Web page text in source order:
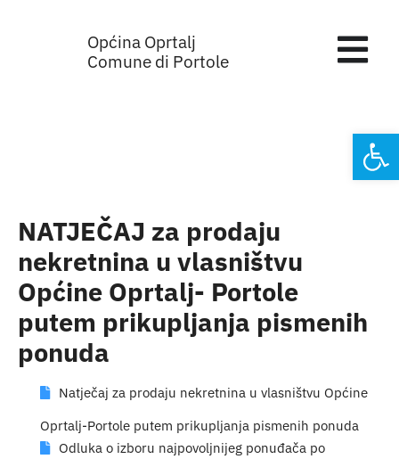
Općina Oprtalj
Comune di Portole
Mjesta
NATJEČAJ za prodaju
nekretnina u vlasništvu
Općine Oprtalj- Portole
putem prikupljanja pismenih
ponuda
Natječaj za prodaju nekretnina u vlasništvu Općine
Oprtalj-Portole putem prikupljanja pismenih ponuda
Odluka o izboru najpovoljnijeg ponuđača po